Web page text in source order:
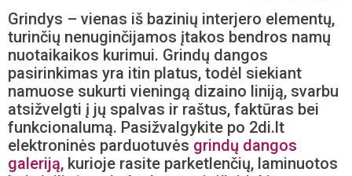
Grindys – vienas iš bazinių interjero elementų,
turinčių nenuginčijamos įtakos bendros namų
nuotaikaikos kurimui. Grindų dangos
pasirinkimas yra itin platus, todėl siekiant
namuose sukurti vieningą dizaino liniją, svarbu
atsižvelgti į jų spalvas ir raštus, faktūras bei
funkcionalumą. Pasižvalgykite po 2di.lt
elektroninės parduotuvės grindų dangos
galeriją, kurioje rasite parketlenčių, laminuotos